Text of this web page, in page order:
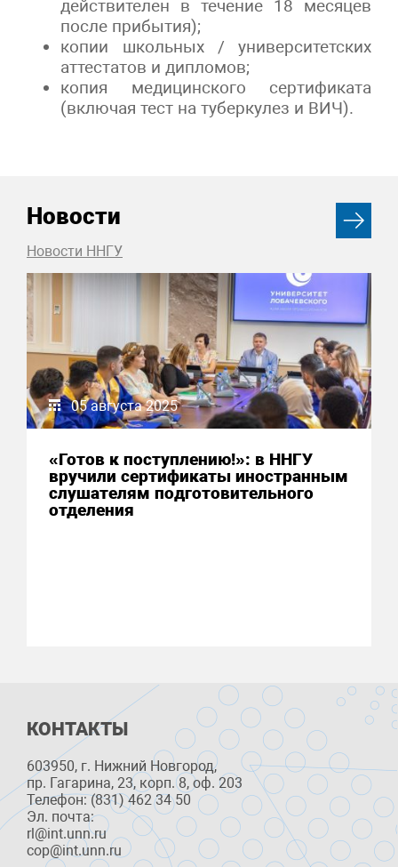
действителен в течение 18 месяцев
после прибытия);
копии школьных / университетских
аттестатов и дипломов;
копия медицинского сертификата
(включая тест на туберкулез и ВИЧ).
Новости
Новости ННГУ
05 августа 2025
«Готов к поступлению!»: в ННГУ
вручили сертификаты иностранным
слушателям подготовительного
отделения
КОНТАКТЫ
603950, г. Нижний Новгород,
пр. Гагарина, 23, корп. 8, оф. 203
Телефон: (831) 462 34 50
Эл. почта:
rl@int.unn.ru
cop@int.unn.ru